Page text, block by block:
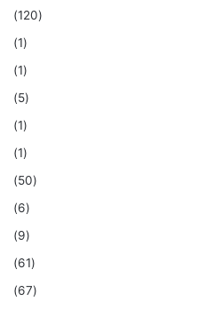
(120)
(1)
(1)
(5)
(1)
(1)
(50)
(6)
(9)
(61)
(67)